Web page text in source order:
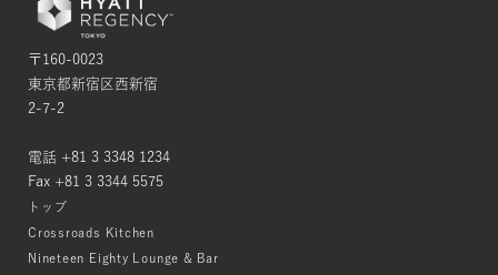
〒160-0023
東京都新宿区西新宿
2-7-2
電話 +81 3 3348 1234
Fax +81 3 3344 5575
トップ
Crossroads Kitchen
Nineteen Eighty Lounge & Bar